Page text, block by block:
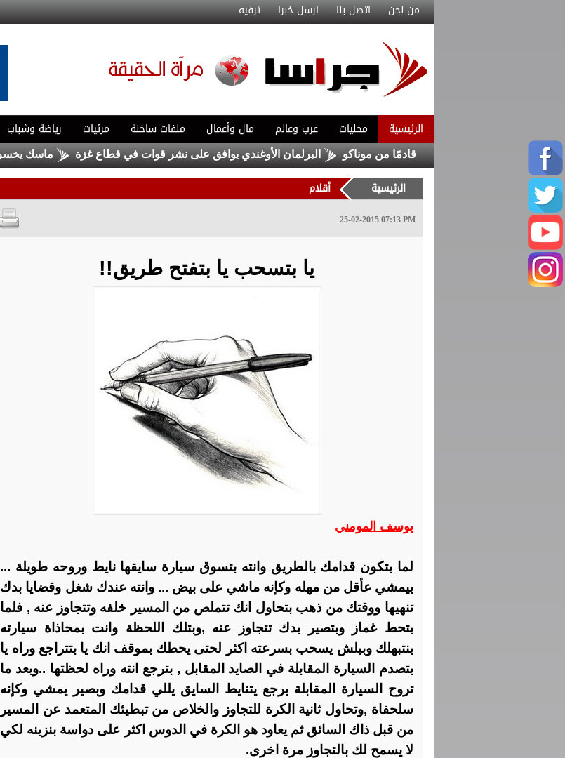
من نحن اتصل بنا ارسل خبرا ترفيه
الرئيسية محليات عرب وعالم مال وأعمال ملفات ساخنة مرئيات رياضة وشباب
مع ماغنيس أكليوش قادمًا من موناكو البرلمان الأوغندي يوافق على نشر قوات في قطاع غزة ماسك يخسر 756.3 مليار دولار .. ولا يزال الأغنى في العالم
الرئيسية أقلام
25-02-2015 07:13 PM
يا بتسحب يا بتفتح طريق!!
يوسف المومني
لما بتكون قدامك بالطريق وانته بتسوق سيارة سايقها نايط وروحه طويلة ...
بيمشي عأقل من مهله وكإنه ماشي على بيض ... وانته عندك شغل وقضايا بدك
تنهيها ووقتك من ذهب بتحاول انك تتملص من المسير خلفه وتتجاوز عنه , فلما
بتحط غماز وبتصير بدك تتجاوز عنه ,وبتلك اللحظة وانت بمحاذاة سيارته
بنتبهلك وببلش يسحب بسرعته اكثر لحتى يحطك بموقف انك يا بتتراجع وراه يا
بتصدم السيارة المقابلة في الصايد المقابل , بترجع انته وراه لحظتها ..وبعد ما
تروح السيارة المقابلة برجع يتنايط السايق يللي قدامك وبصير يمشي وكإنه
سلحفاة ,وتحاول ثانية الكرة للتجاوز والخلاص من تبطيئك المتعمد عن المسير
من قبل ذاك السائق ثم يعاود هو الكرة في الدوس اكثر على دواسة بنزينه لكي
لا يسمح لك بالتجاوز مرة اخرى.